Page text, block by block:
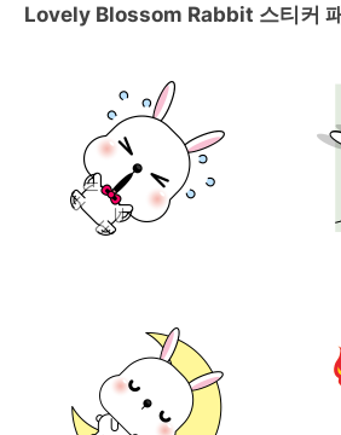
Lovely Blossom Rabbit 스티커